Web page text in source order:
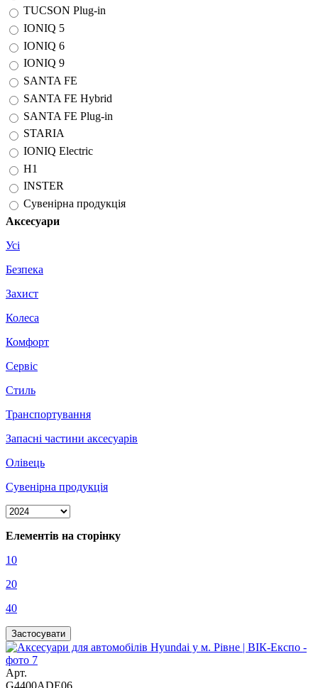
TUCSON Plug-in
IONIQ 5
IONIQ 6
IONIQ 9
SANTA FE
SANTA FE Hybrid
SANTA FE Plug-in
STARIA
IONIQ Electric
H1
INSTER
Сувенірна продукція
Аксесуари
Усі
Безпека
Захист
Колеса
Комфорт
Сервіс
Стиль
Транспортування
Запасні частини аксесуарів
Олівець
Сувенірна продукція
Елементів на сторінку
10
20
40
Арт.
G4400ADE06